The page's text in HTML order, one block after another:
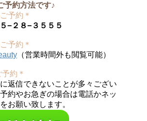
予約方法です♪
予約＊
−２８−３５５５
予約＊
（営業時間外も閲覧可能）
約＊
返信できないことが多々ござい
約やお急ぎの場合は電話かネッ
お願い致します。